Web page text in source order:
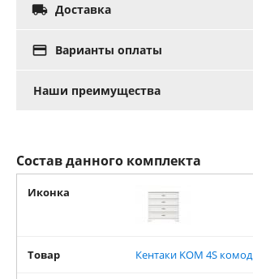
 Доставка
 Варианты оплаты
Наши преимущества
Состав данного комплекта
Иконка
Товар Кентаки KOM 4S комод